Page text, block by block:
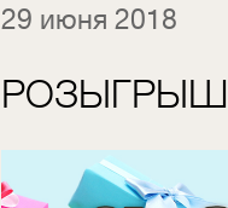
29 июня 2018